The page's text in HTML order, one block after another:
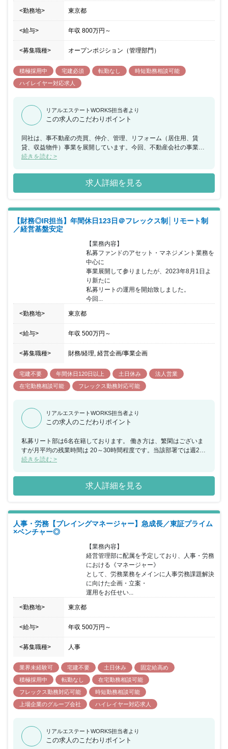
<勤務地> 東京都
<給与> 年収 800万円 ～
<募集職種> オープンポジション（管理部門）
積極採用中 宅建必須 転勤なし
時短勤務相談可能
ハイレイヤー対応求人
リアルエステートWORKS担当者より
この求人のこだわりポイント
同社は、事不動産の売買、仲介、管理、リフォーム（居住用、賃
貸、収益物件）事業を展開しています。今回、不動産会社の事業部
の戦略統括マネージャーとして、自社サービスの拡大、会社の成長
こととなりました。事業部の戦略統括マネージャーとしての業務を
中心にココザス株式会社のグループ企業である同社の最高責任者と
してご活躍いただける方を求めています。チームメンバーの行動と
としてその排除・改善に努め、目標達成をチーム全体で目指してい
ただきます。必要に応じ自らがPLとして活動する。部下・メンバー
の成長を絶えず促し、その為のトレーニングプランを構築し実行す
続きを読む >
求人詳細を見る
【財務◎IR担当】年間休日123日＠フレックス制│リモート制
／経営基盤安定
【業務内容】
私募ファンドのアセット・マネジメント業務を
中心に
事業展開して参りましたが、2023年8月1日よ
り新たに
私募リートの運用を開始致しました。
今回...
<勤務地> 東京都
<給与> 年収 500万円 ～
<募集職種> 財務/経理, 経営企画/事業企画
宅建不要 年間休日120日以上 土日休み
法人営業
在宅勤務相談可能
フレックス勤務対応可能
リアルエステートWORKS担当者より
この求人のこだわりポイント
私募リート部は6名在籍しております。 働き方は、繁閑はございま
すが月平均の残業時間は 20～30時間程度です。当該部署では週2日
程度の リモートワークをしております。 同社で働く魅力です。 ・
やすい環境 ・給料も属性良ければ1000万とか相談可能
続きを読む >
求人詳細を見る
人事・労務【プレイングマネージャー】急成長／東証プライム
×ベンチャー◎
【業務内容】
経営管理部に配属を予定しており、人事・労務
における《マネージャー》
として、労務業務をメインに人事労務課題解決
に向けた企画・立案・
運用をお任せい...
<勤務地> 東京都
<給与> 年収 500万円 ～
<募集職種> 人事
業界未経験可 宅建不要 土日休み
固定給高め
積極採用中
転勤なし
在宅勤務相談可能
フレックス勤務対応可能
時短勤務相談可能
上場企業のグループ会社
ハイレイヤー対応求人
リアルエステートWORKS担当者より
この求人のこだわりポイント